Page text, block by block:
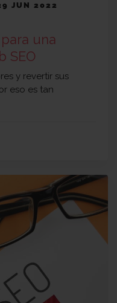
JUN 2022
una
SEO
y revertir sus
eso es tan